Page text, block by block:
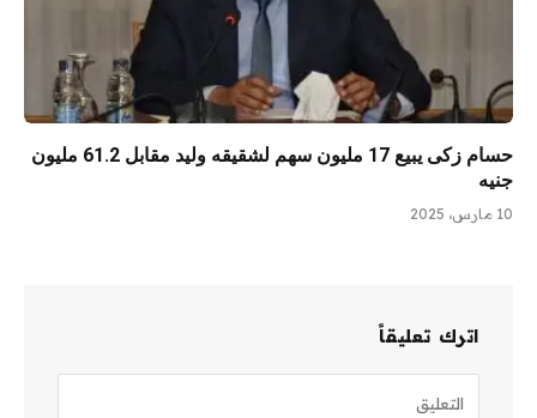
حسام زكى يبيع 17 مليون سهم لشقيقه وليد مقابل 61.2 مليون
جنيه
10 مارس، 2025
اترك تعليقاً